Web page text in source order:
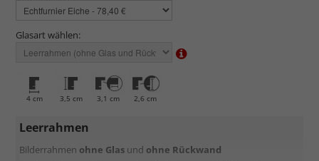
Glasart wählen:
4 cm 3,5 cm 3,1 cm 2,6 cm
Leerrahmen
Bilderrahmen ohne Glas und ohne Rückwand